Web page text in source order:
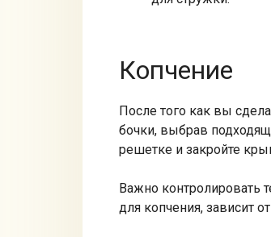
Копчение
После того как вы
бочки, выбрав
решетке и закройте
Важно контролировать
для копчения, зависит